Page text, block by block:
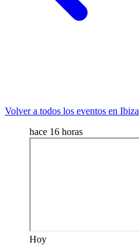
Volver a todos los eventos en Ibiza
hace 16 horas
Hoy